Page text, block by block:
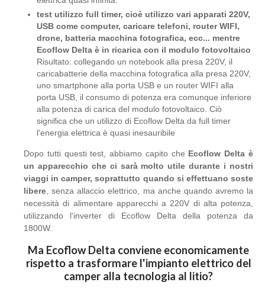
test utilizzo full timer, cioè utilizzo vari apparati 220V,
USB come computer, caricare telefoni, router WIFI,
drone, batteria macchina fotografica, ecc... mentre
Ecoflow Delta è in ricarica con il modulo fotovoltaico
Risultato: collegando un notebook alla presa 220V, il
caricabatterie della macchina fotografica alla presa 220V,
uno smartphone alla porta USB e un router WIFI alla
porta USB, il consumo di potenza era comunque inferiore
alla potenza di carica del modulo fotovoltaico. Ciò
significa che un utilizzo di Ecoflow Delta da full timer
l'energia elettrica è quasi inesauribile
Dopo tutti questi test, abbiamo capito che Ecoflow Delta è
un apparecchio che ci sarà molto utile durante i nostri
viaggi in camper, soprattutto quando si effettuano soste
libere , senza allaccio elettrico, ma anche quando avremo la
necessità di alimentare apparecchi a 220V di alta potenza,
utilizzando l'inverter di Ecoflow Delta della potenza da
1800W.
Ma Ecoflow Delta conviene economicamente
rispetto a trasformare l'impianto elettrico del
camper alla tecnologia al litio?